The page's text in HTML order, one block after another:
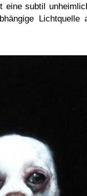
eine subtil
Lichtquelle